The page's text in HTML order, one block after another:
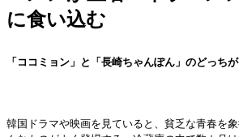
に食い込む
「ココミョン」と「長崎ちゃんぽん」のどっち
韓国ドラマや映画を見ていると、貧乏な青春を